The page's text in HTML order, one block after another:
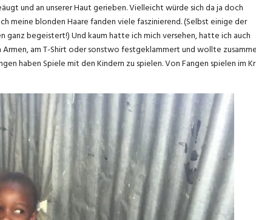
und an unserer Haut gerieben. Vielleicht würde sich da ja doch
meine blonden Haare fanden viele faszinierend. (Selbst einige der
begeistert!) Und kaum hatte ich mich versehen, hatte ich auch
am T-Shirt oder sonstwo festgeklammert und wollte
haben Spiele mit den Kindern zu spielen. Von Fangen spielen im